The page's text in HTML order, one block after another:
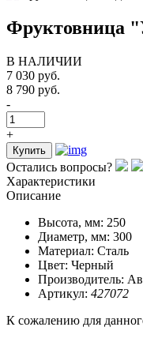
Фруктовница
В НАЛИЧИИ
7 030 руб.
8 790 руб.
-
+
Купить
Остались вопросы?
Характеристики
Описание
Высота, мм: 250
Диаметр, мм: 300
Материал: Сталь
Цвет: Черный
Производитель:
Артикул: 427072
К сожалению для